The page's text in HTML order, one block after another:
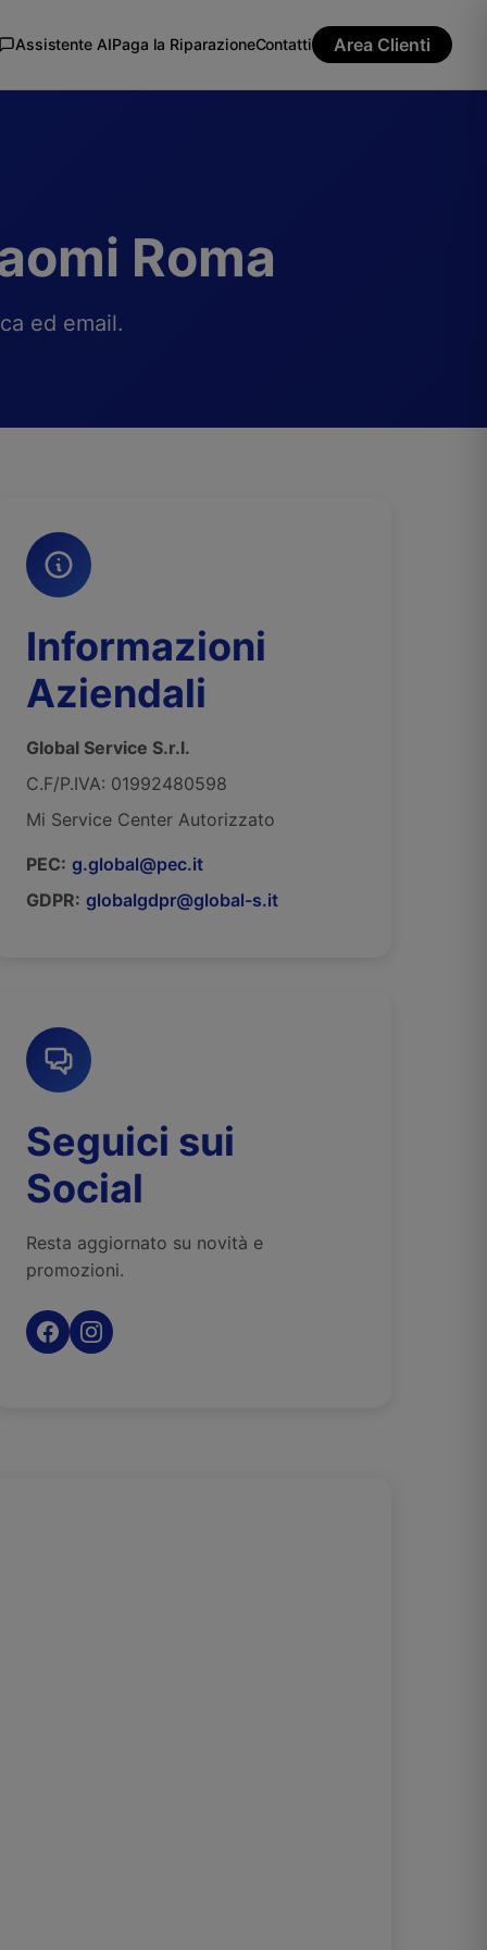
Assistente AIPaga la RiparazioneContatti Area Clienti
Roma
ed email.
Informazioni
Aziendali
Global Service S.r.l.
C.F/P.IVA: 01992480598
Mi Service Center Autorizzato
PEC: g.global@pec.it
GDPR: globalgdpr@global-s.it
Seguici sui
Social
Resta aggiornato su novità e
promozioni.